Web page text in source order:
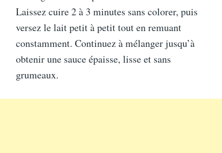
Laissez cuire 2 à 3 minutes sans colorer, puis
versez le lait petit à petit tout en remuant
constamment. Continuez à mélanger jusqu’à
obtenir une sauce épaisse, lisse et sans
grumeaux.